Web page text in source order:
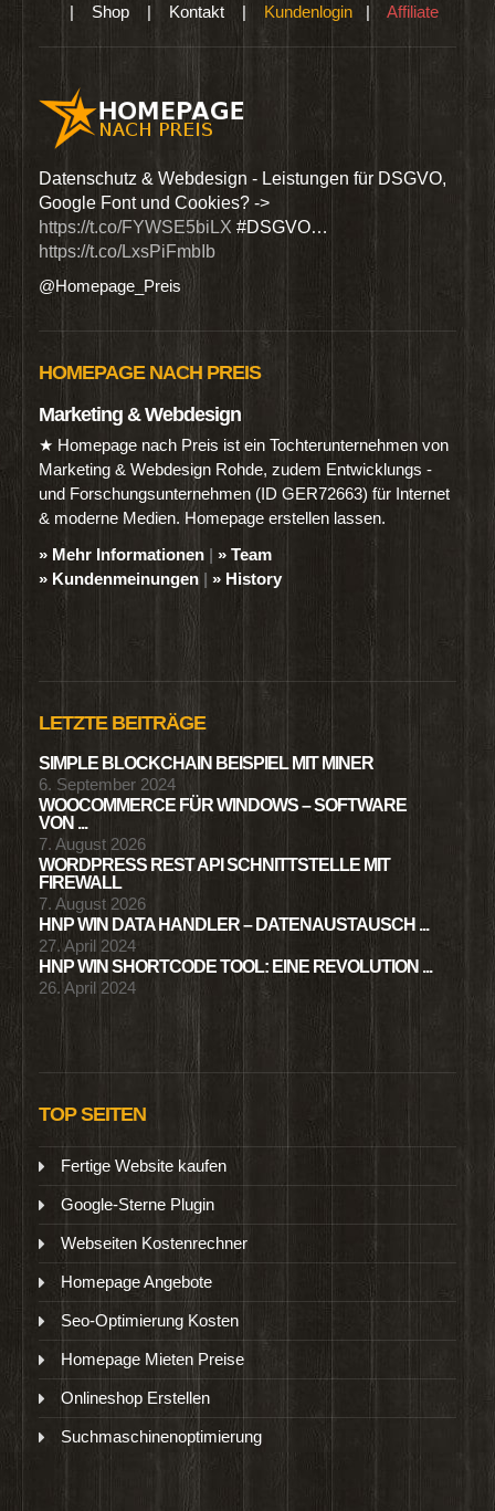
| Shop | Kontakt | Kundenlogin | Affiliate
Datenschutz & Webdesign - Leistungen für DSGVO,
Google Font und Cookies? ->
https://t.co/FYWSE5biLX #DSGVO…
https://t.co/LxsPiFmbIb
@Homepage_Preis
HOMEPAGE NACH PREIS
Marketing & Webdesign
★ Homepage nach Preis ist ein Tochterunternehmen von
Marketing & Webdesign Rohde, zudem Entwicklungs -
und Forschungsunternehmen (ID GER72663) für Internet
& moderne Medien. Homepage erstellen lassen.
» Mehr Informationen | » Team
» Kundenmeinungen | » History
LETZTE BEITRÄGE
SIMPLE BLOCKCHAIN BEISPIEL MIT MINER
6. September 2024
WOOCOMMERCE FÜR WINDOWS – SOFTWARE
VON ...
7. August 2026
WORDPRESS REST API SCHNITTSTELLE MIT
FIREWALL
7. August 2026
HNP WIN DATA HANDLER – DATENAUSTAUSCH ...
27. April 2024
HNP WIN SHORTCODE TOOL: EINE REVOLUTION ...
26. April 2024
TOP SEITEN
Fertige Website kaufen
Google-Sterne Plugin
Webseiten Kostenrechner
Homepage Angebote
Seo-Optimierung Kosten
Homepage Mieten Preise
Onlineshop Erstellen
Suchmaschinenoptimierung